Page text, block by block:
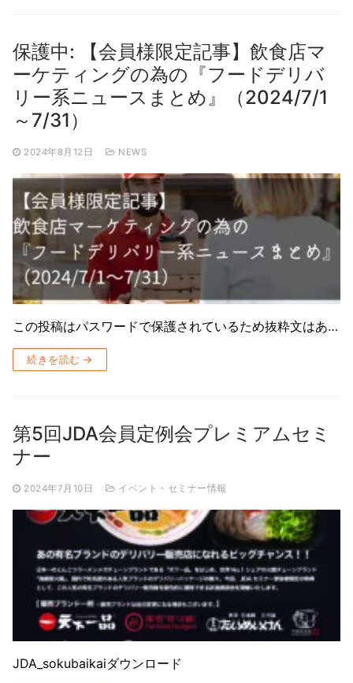
保護中: 【会員様限定記事】飲食店マ
ーケティングの為の『フードデリバ
リー系ニュースまとめ』（2024/7/1
～7/31）
2024年8月12日 NEWS
この投稿はパスワードで保護されているため抜粋文はあ…
続きを読む →
第5回JDA会員定例会プレミアムセミ
ナー
2024年7月10日 イベント・セミナー情報
JDA_sokubaikaiダウンロード